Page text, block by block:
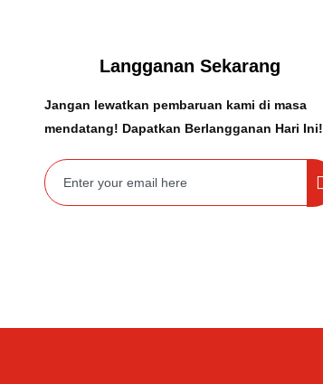
Langganan Sekarang
Jangan lewatkan pembaruan kami di masa
mendatang! Dapatkan Berlangganan Hari Ini!